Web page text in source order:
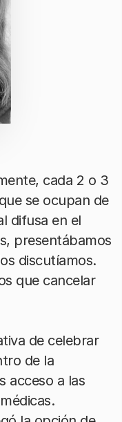
cada 2 o 3
se ocupan de
difusa en el
presentábamos
discutíamos.
que cancelar
de celebrar
de la
acceso a las